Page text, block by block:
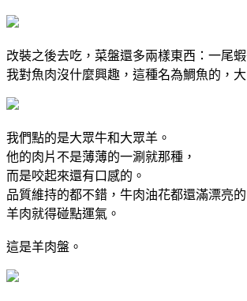
改裝之後去吃，菜盤還多兩樣東西：一尾
我對魚肉沒什麼興趣，這種名為鯛魚的，大
我們點的是大眾牛和大眾羊。
他的肉片不是薄薄的一涮就那種，
而是咬起來還有口感的。
品質維持的都不錯，牛肉油花都還滿漂亮的
羊肉就得碰點運氣。
這是羊肉盤。